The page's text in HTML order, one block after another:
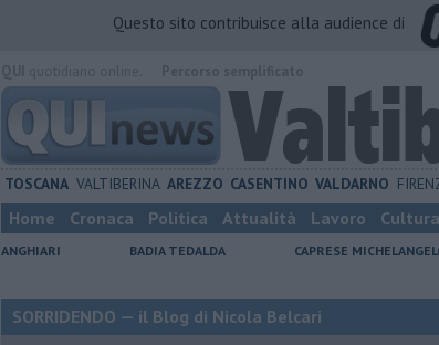
Questo sito contribuisce alla audience di
TOSCANA VALTIBERINA AREZZO CASENTINO VALDARNO
Home Cronaca Politica Attualità Lavoro
ANGHIARI BADIA TEDALDA CAPRESE
SORRIDENDO — il Blog di Nicola Belcari